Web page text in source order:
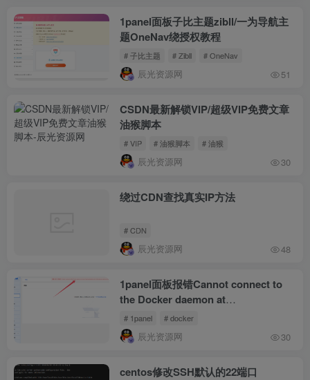
1panel面板子比主题zibll/一为导航主
题OneNav绕授权教程
# 子比主题 # Zibll # OneNav
辰光资源网 51
CSDN最新解锁VIP/超级VIP免费文章
油猴脚本
# VIP # 油猴脚本 # 油猴
辰光资源网 30
绕过CDN查找真实IP方法
# CDN
辰光资源网 48
1panel面板报错Cannot connect to
the Docker daemon at
unix:///var/run/docker.sock. Is the
docker daemon running
# 1panel # docker
辰光资源网 30
centos修改SSH默认的22端口